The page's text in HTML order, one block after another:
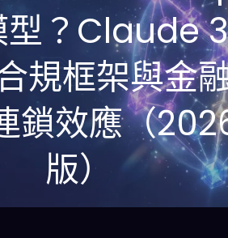
型？Claude
規框架與金
鎖效應（
版）